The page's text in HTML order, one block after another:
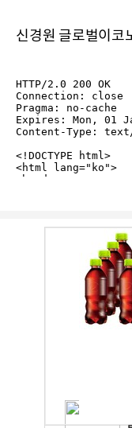
신경원 글로벌이